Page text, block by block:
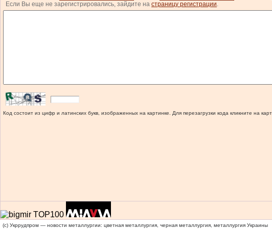
Если Вы еще не зарегистрировались, зайдите на страницу регистрации.
Код состоит из цифр и латинских букв, изображенных на картинке. Для перезагрузки кода кликните на
(c) Укррудпром — новости металлургии: цветная металлургия, черная металлургия, металлургия Украины